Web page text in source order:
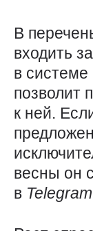
В
входить
в системе
позволит
к ней.
весны он
в